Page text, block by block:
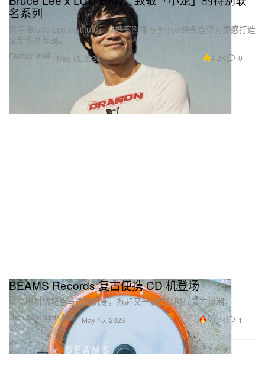
Fashion 时装
名系列
携手 Bruce Lee Institute，以档案影像与李小龙经典造型为灵感打造
全新系列单品。
May 15, 2026 4.2K 0
Tech & Gadgets 科技
BEAMS Records 复古便携 CD 机登场
以亮眼柑橘配色与透明机身，掀起又一波模拟时代复古浪潮。
May 15, 2026 10.7K 1